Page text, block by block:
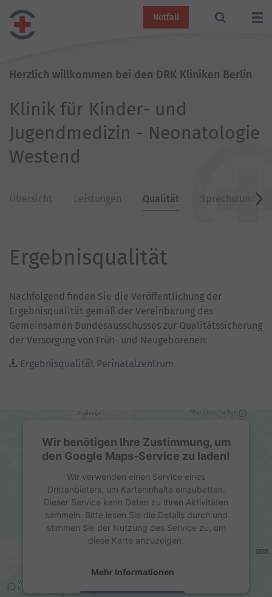
Notfall
Herzlich willkommen bei den DRK Kliniken Berlin
Klinik für Kinder- und
Jugendmedizin - Neonatologie
Westend
Übersicht Leistungen Qualität Sprechstunden
Ergebnisqualität
Nachfolgend finden Sie die Veröffentlichung der
Ergebnisqualität gemäß der Vereinbarung des
Gemeinsamen Bundesausschusses zur Qualitätssicherung
der Versorgung von Früh- und Neugeborenen:
Ergebnisqualität Perinatalzentrum
Wir benötigen Ihre Zustimmung, um
den Google Maps-Service zu laden!
Wir verwenden einen Service eines
Drittanbieters, um Karteninhalte einzubetten.
Dieser Service kann Daten zu Ihren Aktivitäten
sammeln. Bitte lesen Sie die Details durch und
stimmen Sie der Nutzung des Service zu, um
diese Karte anzuzeigen.
Mehr Informationen